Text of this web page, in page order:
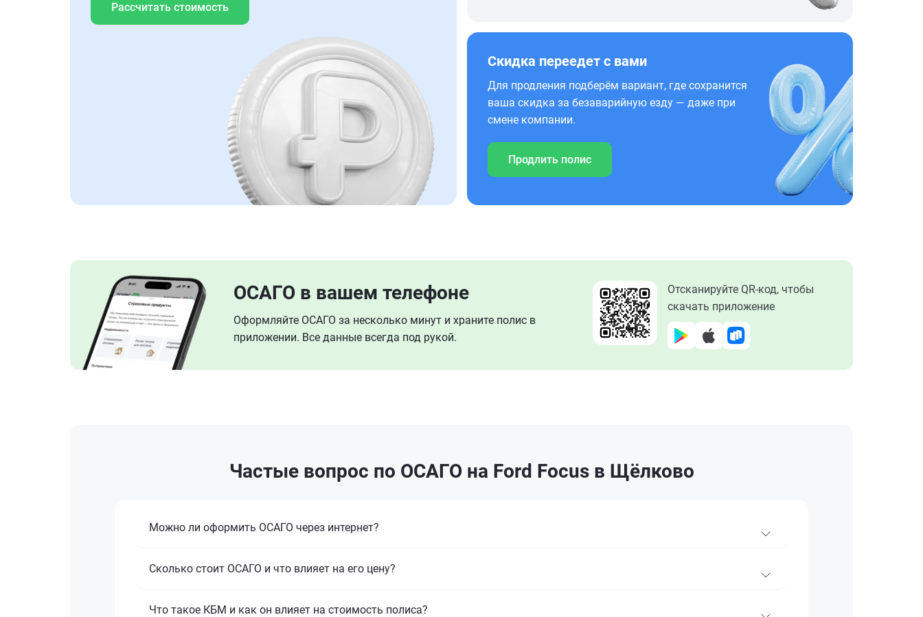
Рассчитать стоимость
Скидка переедет с вами
Для продления подберём вариант, где сохранится
ваша скидка за безаварийную езду — даже при
смене компании.
Продлить полис
ОСАГО в вашем телефоне
Оформляйте ОСАГО за несколько минут и храните полис в
приложении. Все данные всегда под рукой.
Отсканируйте QR-код, чтобы
скачать приложение
Частые вопрос по ОСАГО на Ford Focus в Щёлково
Можно ли оформить ОСАГО через интернет?
Сколько стоит ОСАГО и что влияет на его цену?
Что такое КБМ и как он влияет на стоимость полиса?